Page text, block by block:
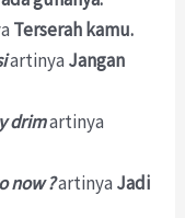
Terserah kamu.
artinya Jangan
drimartinya
now ?artinya Jadi